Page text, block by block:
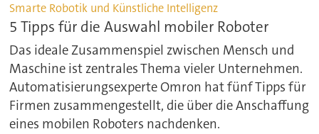
Smarte Robotik und Künstliche Intelligenz
5 Tipps für die Auswahl mobiler Roboter
Das ideale Zusammenspiel zwischen Mensch und
Maschine ist zentrales Thema vieler Unternehmen.
Automatisierungsexperte Omron hat fünf Tipps für
Firmen zusammengestellt, die über die Anschaffung
eines mobilen Roboters nachdenken.